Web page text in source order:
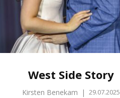
West Side Story
Kirsten Benekam | 29.07.2025